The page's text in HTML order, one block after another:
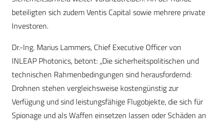
beteiligten sich zudem Ventis Capital sowie mehrere private
Investoren.
Dr.-Ing. Marius Lammers, Chief Executive Officer von
INLEAP Photonics, betont: „Die sicherheitspolitischen und
technischen Rahmenbedingungen sind herausfordernd:
Drohnen stehen vergleichsweise kostengünstig zur
Verfügung und sind leistungsfähige Flugobjekte, die sich für
Spionage und als Waffen einsetzen lassen oder Schäden an